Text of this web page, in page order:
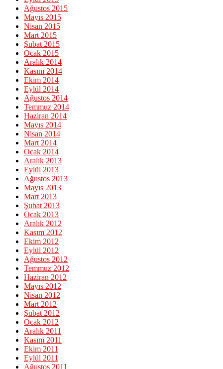
Ağustos 2015
Mayıs 2015
Nisan 2015
Mart 2015
Şubat 2015
Ocak 2015
Aralık 2014
Kasım 2014
Ekim 2014
Eylül 2014
Ağustos 2014
Temmuz 2014
Haziran 2014
Mayıs 2014
Nisan 2014
Mart 2014
Ocak 2014
Aralık 2013
Eylül 2013
Ağustos 2013
Mayıs 2013
Mart 2013
Şubat 2013
Ocak 2013
Aralık 2012
Kasım 2012
Ekim 2012
Eylül 2012
Ağustos 2012
Temmuz 2012
Haziran 2012
Mayıs 2012
Nisan 2012
Mart 2012
Şubat 2012
Ocak 2012
Aralık 2011
Kasım 2011
Ekim 2011
Eylül 2011
Ağustos 2011